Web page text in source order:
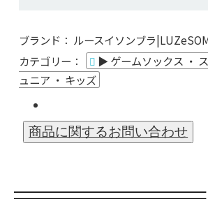
ブランド： ルースイソンブラ
カテゴリー：
▶ ゲームソックス ・
ュニア ・ キッズ